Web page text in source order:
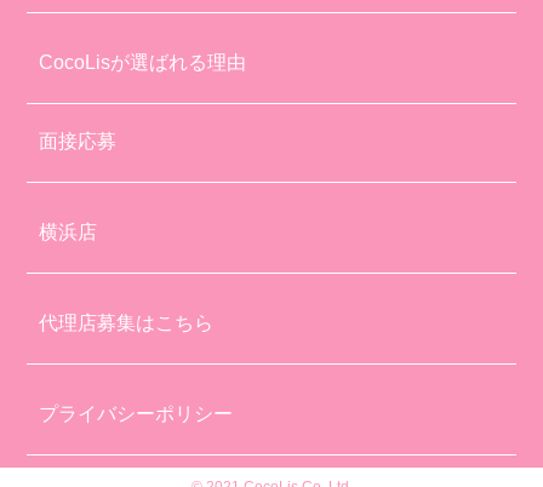
CocoLisが選ばれる理由
面接応募
横浜店
代理店募集はこちら
プライバシーポリシー